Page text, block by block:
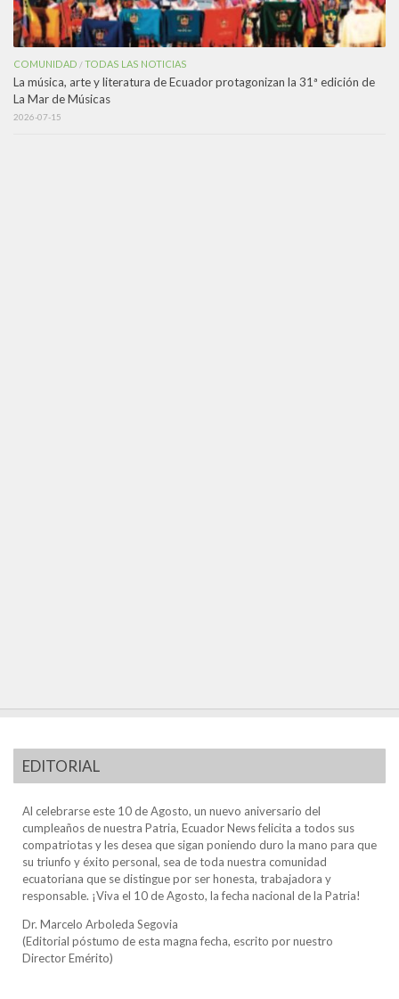
COMUNIDAD /TODAS LAS NOTICIAS
La música, arte y literatura de Ecuador protagonizan la 31ª edición de
La Mar de Músicas
2026-07-15
EDITORIAL
Al celebrarse este 10 de Agosto, un nuevo aniversario del
cumpleaños de nuestra Patria, Ecuador News felicita a todos sus
compatriotas y les desea que sigan poniendo duro la mano para que
su triunfo y éxito personal, sea de toda nuestra comunidad
ecuatoriana que se distingue por ser honesta, trabajadora y
responsable. ¡Viva el 10 de Agosto, la fecha nacional de la Patria!
Dr. Marcelo Arboleda Segovia
(Editorial póstumo de esta magna fecha, escrito por nuestro
Director Emérito)